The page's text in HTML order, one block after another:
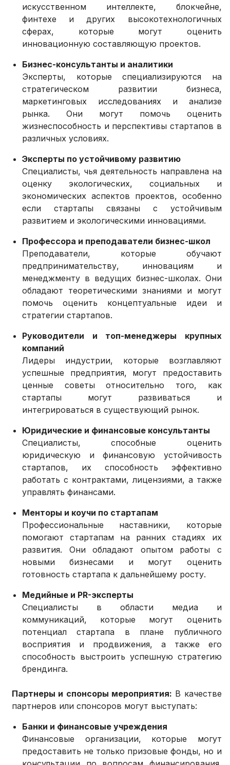
искусственном интеллекте, блокчейне,
финтехе и других высокотехнологичных
сферах, которые могут оценить
инновационную составляющую проектов.
Бизнес-консультанты и аналитики
Эксперты, которые специализируются на
стратегическом развитии бизнеса,
маркетинговых исследованиях и анализе
рынка. Они могут помочь оценить
жизнеспособность и перспективы стартапов в
различных условиях.
Эксперты по устойчивому развитию
Специалисты, чья деятельность направлена на
оценку экологических, социальных и
экономических аспектов проектов, особенно
если стартапы связаны с устойчивым
развитием и экологическими инновациями.
Профессора и преподаватели бизнес-школ
Преподаватели, которые обучают
предпринимательству, инновациям и
менеджменту в ведущих бизнес-школах. Они
обладают теоретическими знаниями и могут
помочь оценить концептуальные идеи и
стратегии стартапов.
Руководители и топ-менеджеры крупных
компаний
Лидеры индустрии, которые возглавляют
успешные предприятия, могут предоставить
ценные советы относительно того, как
стартапы могут развиваться и
интегрироваться в существующий рынок.
Юридические и финансовые консультанты
Специалисты, способные оценить
юридическую и финансовую устойчивость
стартапов, их способность эффективно
работать с контрактами, лицензиями, а также
управлять финансами.
Менторы и коучи по стартапам
Профессиональные наставники, которые
помогают стартапам на ранних стадиях их
развития. Они обладают опытом работы с
новыми бизнесами и могут оценить
готовность стартапа к дальнейшему росту.
Медийные и PR-эксперты
Специалисты в области медиа и
коммуникаций, которые могут оценить
потенциал стартапа в плане публичного
восприятия и продвижения, а также его
способность выстроить успешную стратегию
брендинга.
Партнеры и спонсоры мероприятия: В качестве
партнеров или спонсоров могут выступать:
Банки и финансовые учреждения
Финансовые организации, которые могут
предоставить не только призовые фонды, но и